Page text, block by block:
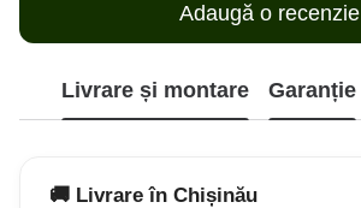
Adaugă o recenzie
Livrare și montare Garanție
🚚 Livrare în Chișinău